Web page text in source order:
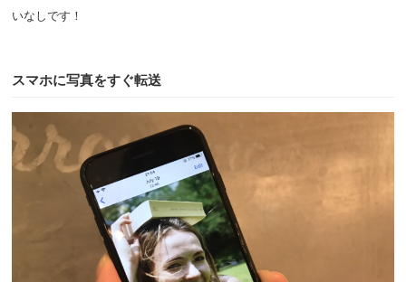
いなしです！
スマホに写真をすぐ転送